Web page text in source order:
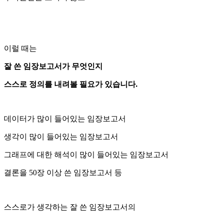
이럴 때는
잘 쓴 임장보고서가 무엇인지
스스로 정의를 내려볼 필요가 있습니다.
데이터가 많이 들어있는 임장보고서
생각이 많이 들어있는 임장보고서
그래프에 대한 해석이 많이 들어있는 임장보고서
결론을 50장 이상 쓴 임장보고서 등
스스로가 생각하는 잘 쓴 임장보고서의